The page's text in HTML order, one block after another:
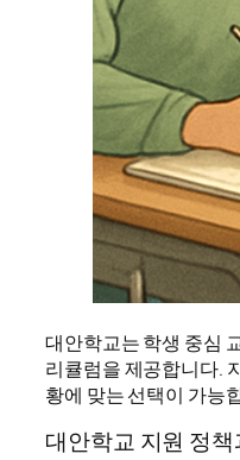
대안학교는 학생 중심
리큘럼을 제공합니다.
황에 맞는 선택이 가능
대안학교 지원 정